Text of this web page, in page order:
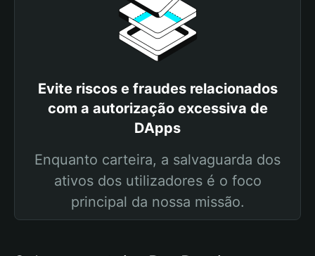
Evite riscos e fraudes relacionados
com a autorização excessiva de
DApps
Enquanto carteira, a salvaguarda dos
ativos dos utilizadores é o foco
principal da nossa missão.